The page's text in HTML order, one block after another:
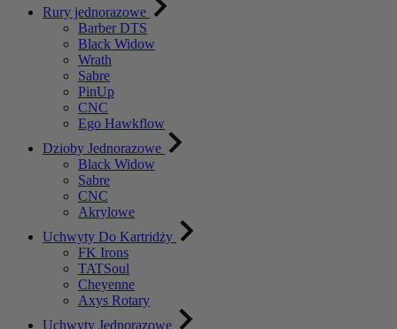
Rury jednorazowe
Barber DTS
Black Widow
Wrath
Sabre
PinUp
CNC
Ego Hawkflow
Dzioby Jednorazowe
Black Widow
Sabre
CNC
Akrylowe
Uchwyty Do Kartridży
FK Irons
TATSoul
Cheyenne
Axys Rotary
Uchwyty Jednorazowe